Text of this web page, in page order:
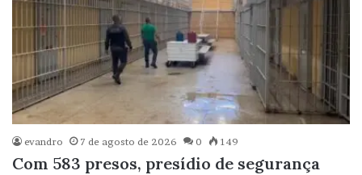
evandro 7 de agosto de 2026 0 149
Com 583 presos, presídio de segurança